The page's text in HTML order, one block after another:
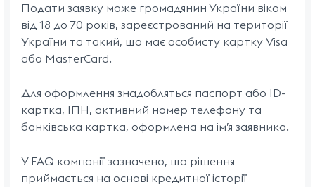
Подати заявку може громадянин України віком
від 18 до 70 років, зареєстрований на території
України та такий, що має особисту картку Visa
або MasterCard.
Для оформлення знадобляться паспорт або ID-
картка, ІПН, активний номер телефону та
банківська картка, оформлена на ім’я заявника.
У FAQ компанії зазначено, що рішення
приймається на основі кредитної історії